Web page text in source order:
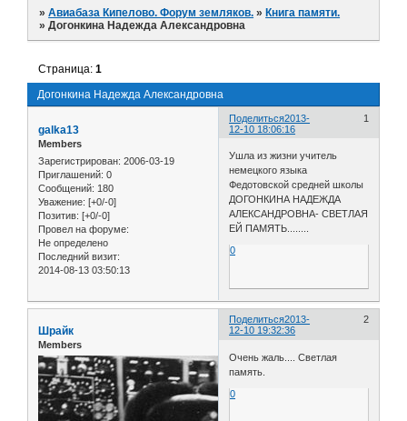
»Авиабаза Кипелово. Форум земляков. »Книга памяти.
»Догонкина Надежда Александровна
Догонкина Надежда Александровна
Страница:1
Поделиться 1
2013-
12-10 18:06:16
galka13
Members
Зарегистрирован: 2006-03-19
Приглашений: 0
Сообщений: 180
Уважение: [+0/-0]
Позитив: [+0/-0]
Провел на форуме:
Не определено
Последний визит:
2014-08-13 03:50:13
Ушла из жизни учитель
немецкого языка
Федотовской средней школы
ДОГОНКИНА НАДЕЖДА
АЛЕКСАНДРОВНА- СВЕТЛАЯ
ЕЙ ПАМЯТЬ........
0
Поделиться 2
2013-
12-10 19:32:36
Шрайк
Members
Очень жаль.... Светлая
память.
0